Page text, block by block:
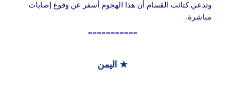
وتدعي كتائب القسام أن هذا الهجوم أسفر عن وقوع إصابات
مباشرة.
===========
★ اليمن